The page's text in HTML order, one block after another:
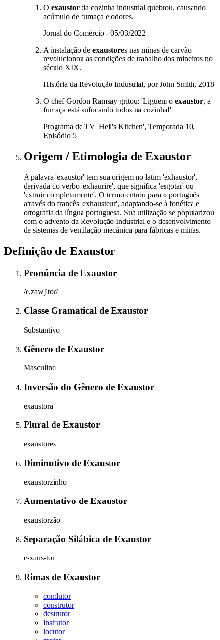
O exaustor da cozinha industrial quebrou, causando
acúmulo de fumaça e odores.
Jornal do Comércio - 05/03/2022
A instalação de exaustores nas minas de carvão
revolucionou as condições de trabalho dos mineiros no
século XIX.
História da Revolução Industrial, por John Smith, 2018
O chef Gordon Ramsay gritou: 'Liguem o exaustor, a
fumaça está sufocando todos na cozinha!'
Programa de TV 'Hell's Kitchen', Temporada 10,
Episódio 5
Origem / Etimologia de Exaustor
A palavra 'exaustor' tem sua origem no latim 'exhaustor',
derivada do verbo 'exhaurire', que significa 'esgotar' ou
'extrair completamente'. O termo entrou para o português
através do francês 'exhausteur', adaptando-se à fonética e
ortografia da língua portuguesa. Sua utilização se popularizou
com o advento da Revolução Industrial e o desenvolvimento
de sistemas de ventilação mecânica para fábricas e minas.
Definição de Exaustor
Pronúncia de Exaustor
/e.zawʃ'toɾ/
Classe Gramatical de Exaustor
Substantivo
Gênero de Exaustor
Masculino
Inversão do Gênero de Exaustor
exaustora
Plural de Exaustor
exaustores
Diminutivo de Exaustor
exaustorzinho
Aumentativo de Exaustor
exaustorzão
Separação Silábica de Exaustor
e-xaus-tor
Rimas de Exaustor
condutor
construtor
destrutor
instrutor
locutor